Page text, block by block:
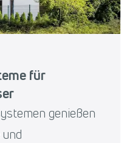
für
genießen